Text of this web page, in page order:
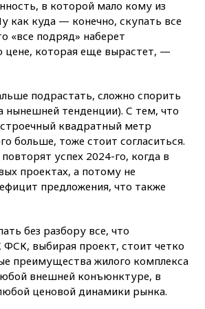
Гордеевой о фейках о ВС
России
вчера, 19:45ISU предоставил
нейтральный статус
вчера, 19:35Зеленский
впервые совершил
официальный визит в Сербию
вчера, 19:19Россиянка
погибла во Французских
Альпах
ликвидировано
вчера, 18:55Минобороны
отчиталось об ударах по двум
украинским сухогрузам в
Черном море
в которой мало кому из
как куда — конечно, скупать все
«все подряд» наберет
цене, которая еще вырастет, —
подрастать, сложно спорить
нынешней тенденции). С тем, что
квадратный метр
больше, тоже стоит согласиться.
успех 2024-го, когда в
проектах, а потому не
предложения, что также
без разбору все, что
выбирая проект, стоит четко
преимущества жилого комплекса
внешней конъюнктуре, в
ценовой динамики рынка.